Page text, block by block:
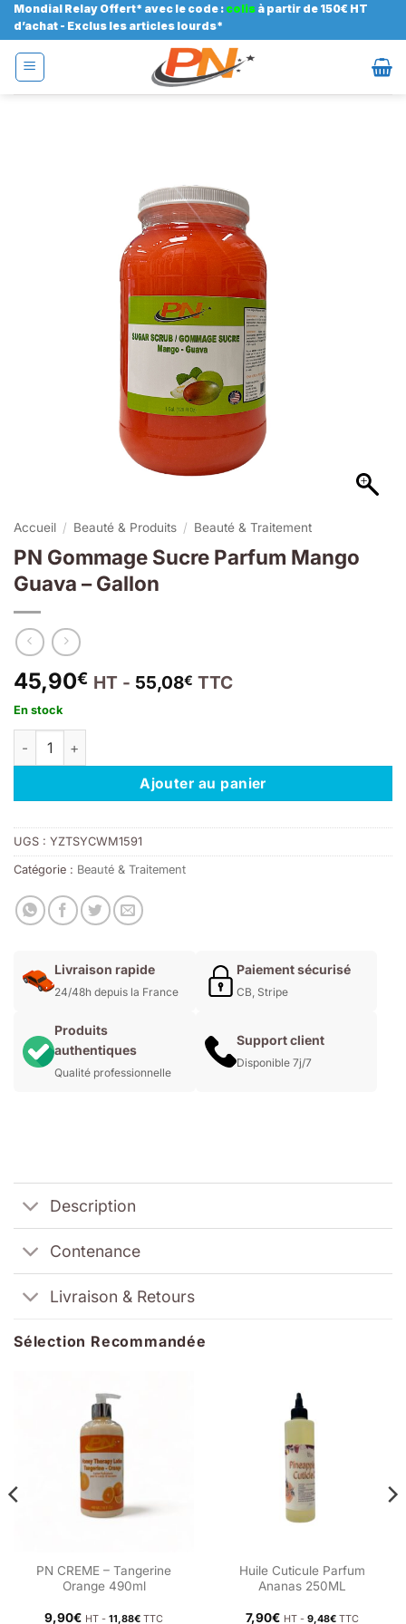
Passer
au
contenu
Mondial Relay Offert* avec le code : colis à partir de 150€ HT
d’achat - Exclus les articles lourds*
Accueil / Beauté & Produits / Beauté & Traitement
PN Gommage Sucre Parfum Mango
Guava – Gallon
45,90€ HT - 55,08€ TTC
En stock
quantité de PN Gommage Sucre Parfum Mango Guava - Gallon
Ajouter au panier
UGS : YZTSYCWM1591
Catégorie : Beauté & Traitement
Livraison rapide
24/48h depuis la France
Paiement sécurisé
CB, Stripe
Produits
authentiques
Qualité professionnelle
Support client
Disponible 7j/7
Description
Contenance
Livraison & Retours
Sélection Recommandée
PN CREME – Tangerine
Orange 490ml
9,90€ HT - 11,88€ TTC
Huile Cuticule Parfum
Ananas 250ML
7,90€ HT - 9,48€ TTC